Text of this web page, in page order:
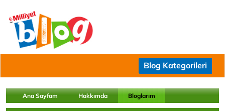
Blog Kategorileri
Ana Sayfam Hakkımda Bloglarım